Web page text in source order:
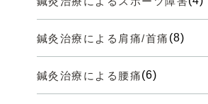
鍼灸治療による肩痛/首痛 (8)
鍼灸治療による腰痛(6)